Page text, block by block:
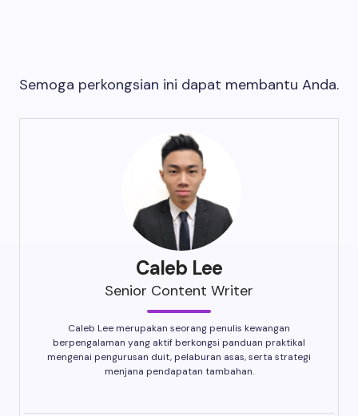
Semoga perkongsian ini dapat membantu Anda.
Caleb Lee
Senior Content Writer
Caleb Lee merupakan seorang penulis kewangan
berpengalaman yang aktif berkongsi panduan praktikal
mengenai pengurusan duit, pelaburan asas, serta strategi
menjana pendapatan tambahan.